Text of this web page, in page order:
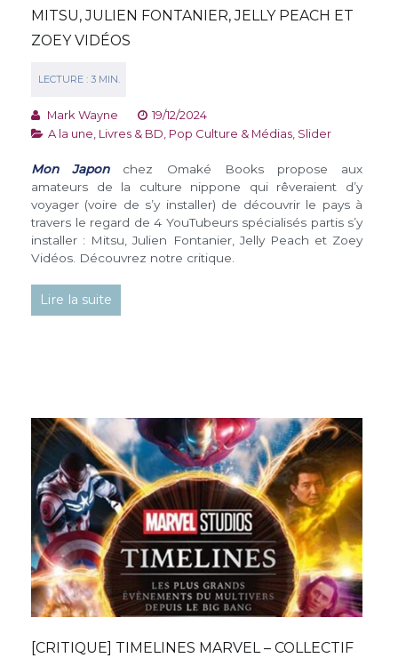
MITSU, JULIEN FONTANIER, JELLY PEACH ET
ZOEY VIDÉOS
Mark Wayne
19/12/2024
A la une Livres & BD Pop Culture & Médias Slider
Mon Japonchez Omaké Books propose aux
amateurs de la culture nippone qui rêveraient d’y
voyager (voire de s’y installer) de découvrir le pays à
travers le regard de 4 YouTubeurs spécialisés partis s’y
installer : Mitsu, Julien Fontanier, Jelly Peach et Zoey
Vidéos. Découvrez notre critique.
Lire la suite
[CRITIQUE] TIMELINES MARVEL – COLLECTIF